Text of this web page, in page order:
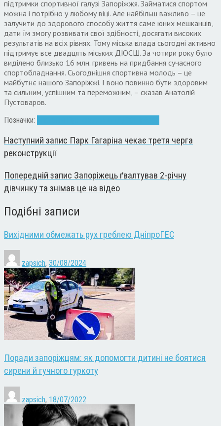
підтримки спортивної галузі Запоріжжя. Займатися спортом
можна і потрібно у любому віці. Але найбільш важливо – це
залучити до здорового способу життя саме юних мешканців,
дати їм змогу розвивати свої здібності, досягати високих
результатів на всіх рівнях. Тому міська влада сьогодні активно
підтримує все двадцять міських ДЮСШ. За чотири року було
виділено близько 16 млн. гривень на придбання сучасного
спортобладнання. Сьогоднішня спортивна молодь – це
майбутнє нашого Запоріжжі. І воно повинно бути здоровим
та сильним, успішним та переможним, – сказав Анатолій
Пустоваров.
Позначки:
Наступний запис Парк Гагаріна чекає третя черга
реконструкції
Попередній запис Запоріжець ґвалтував 2-річну
дівчинку та знімав це на відео
Подібні записи
Вихідними обмежать рух греблею ДніпроГЕС
zapsich, 30/08/2024
Поради запоріжцям: як допомогти дитині не боятися
сирени й гучного гуркоту
zapsich, 18/07/2022